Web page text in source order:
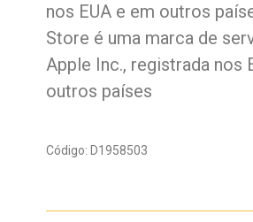
nos EUA e em outros
Store é uma marca de
Apple Inc., registrada nos
outros países
Código: D1958503